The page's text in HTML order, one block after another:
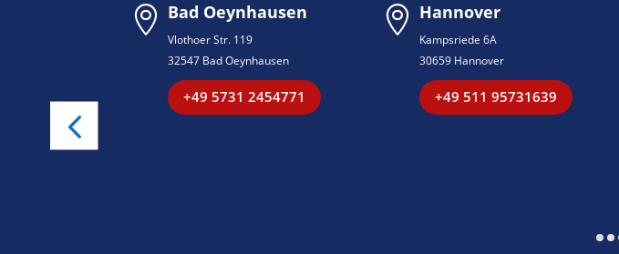
 Bad Oeynhausen
Vlothoer Str. 119
32547 Bad Oeynhausen
+49 5731 2454771
 Hannover
Kampsriede 6A
30659 Hannover
+49 511 95731639